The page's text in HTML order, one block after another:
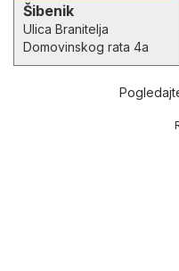
Šibenik
Ulica Branitelja
Domovinskog rata 4a